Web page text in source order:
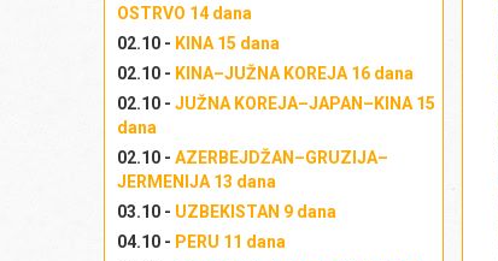
OSTRVO 14 dana
02.10 - KINA 15 dana
02.10 - KINA–JUŽNA KOREJA 16 dana
02.10 - JUŽNA KOREJA–JAPAN–KINA 15
dana
02.10 - AZERBEJDŽAN–GRUZIJA–
JERMENIJA 13 dana
03.10 - UZBEKISTAN 9 dana
04.10 - PERU 11 dana